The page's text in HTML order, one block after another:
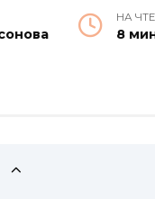
НА
8